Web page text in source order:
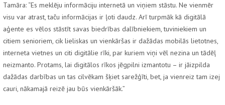
Tamāra: “Es meklēju informāciju internetā un viņiem stāstu. Ne vienmēr
visu var atrast, taču informācijas ir ļoti daudz. Arī turpmāk kā digitālā
aģente es vēlos stāstīt savas biedrības dalībniekiem, tuviniekiem un
citiem senioriem, cik lieliskas un vienkāršas ir dažādas mobilās lietotnes,
interneta vietnes un citi digitālie rīki, par kuriem viņi vēl nezina un tādēļ
neizmanto. Protams, lai digitālos rīkos jēgpilni izmantotu – ir jāizpilda
dažādas darbības un tas cilvēkam šķiet sarežģīti, bet, ja vienreiz tam izej
cauri, nākamajā reizē jau būs vienkāršāk.”